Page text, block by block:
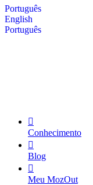
Português
English
Português
Conhecimento
Blog
Meu MozOut